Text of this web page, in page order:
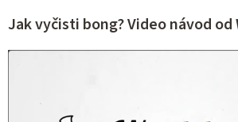
Jak vyčisti bong? Video návod od